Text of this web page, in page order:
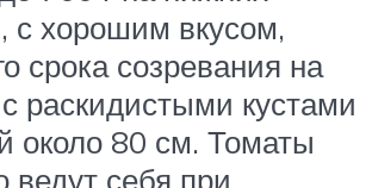
с хорошим вкусом,
срока созревания на
с раскидистыми кустами
около 80 см. Томаты
ведут себя при